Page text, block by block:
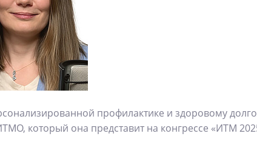
профилактике и здоровому
который она представит на конгрессе «ИТМ